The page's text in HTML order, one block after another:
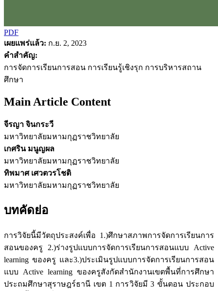
PDF
เผยแพร่แล้ว: ก.ย. 2, 2023
คำสำคัญ:
การจัดการเรียนการสอน การเรียนรู้เชิงรุก การบริหารสถาน
ศึกษา
Main Article Content
จีรญา จินกระวี
มหาวิทยาลัยมหามกุฏราชวิทยาลัย
เกศริน มนูญผล
มหาวิทยาลัยมหามกุฏราชวิทยาลัย
ทิพมาศ เศวตวรโชติ
มหาวิทยาลัยมหามกุฏราชวิทยาลัย
บทคัดย่อ
การวิจัยนี้มีวัตถุประสงค์เพื่อ 1.)ศึกษาสภาพการจัดการเรียนการ
สอนของครู 2.)ร่างรูปแบบการจัดการเรียนการสอนแบบ Active
learning ของครู และ3.)ประเมินรูปแบบการจัดการเรียนการสอน
แบบ Active learning ของครูสังกัดสำนักงานเขตพื้นที่การศึกษา
ประถมศึกษาสุราษฎร์ธานี เขต 1 การวิจัยมี 3 ขั้นตอน ประกอบ